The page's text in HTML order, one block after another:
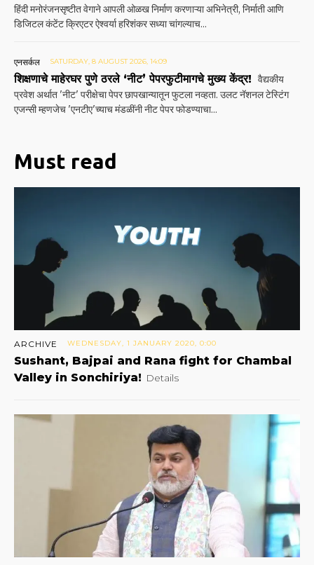
हिंदी मनोरंजनसृष्टीत वेगाने आपली ओळख निर्माण करणाऱ्या अभिनेत्री, निर्माती आणि
डिजिटल कंटेंट क्रिएटर ऐश्वर्या हरिशंकर सध्या चांगल्याच...
एनसर्कल SATURDAY, 8 AUGUST 2026, 14:09
शिक्षणाचे माहेरघर पुणे ठरले ‘नीट’ पेपरफुटीमागचे मुख्य केंद्र! वैद्यकीय
प्रवेश अर्थात 'नीट' परीक्षेचा पेपर छापखान्यातून फुटला नव्हता. उलट नॅशनल टेस्टिंग
एजन्सी म्हणजेच 'एनटीए'च्याच मंडळींनी नीट पेपर फोडण्याचा...
Must read
ARCHIVE WEDNESDAY, 1 JANUARY 2020, 0:00
Sushant, Bajpai and Rana fight for Chambal
Valley in Sonchiriya! Details